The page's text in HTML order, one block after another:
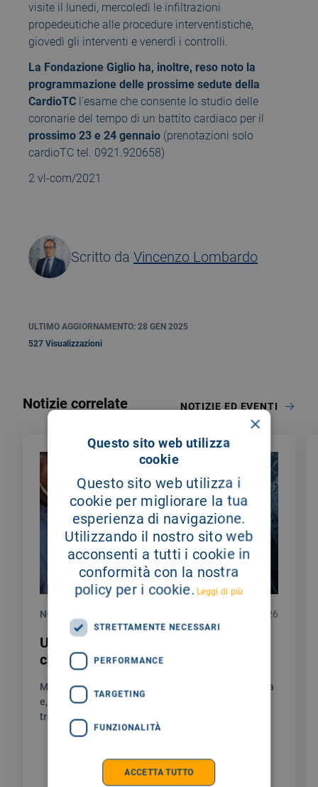
visite il lunedi, mercoledì le infiltrazioni
propedeutiche alle procedure interventistiche,
giovedì gli interventi e venerdì i controlli.
La Fondazione Giglio ha, inoltre, reso noto la
programmazione delle prossime sedute della
CardioTC l’esame che consente lo studio delle
coronarie del tempo di un battito cardiaco per il
prossimo 23 e 24 gennaio (prenotazioni solo
cardioTC tel. 0921.920658)
2 vl-com/2021
Scritto da Vincenzo Lombardo
ULTIMO AGGIORNAMENTO: 28 GEN 2025
527 Visualizzazioni
Notizie correlate NOTIZIE ED EVENTI
NOTIZIE 28/07/2026
Un testimoniaza di gratitudine per la
chirurgia endocrina del Giglio
Mi chiamo Sylwia sono stata colpita da una malattia
e, in questo percorso umanamente non facile, ho
trovato un’assistenza unica.
×
Questo sito web utilizza
cookie
Questo sito web utilizza i
cookie per migliorare la tua
esperienza di navigazione.
Utilizzando il nostro sito web
acconsenti a tutti i cookie in
conformità con la nostra
policy per i cookie. Leggi di più
STRETTAMENTE NECESSARI
PERFORMANCE
TARGETING
FUNZIONALITÀ
ACCETTA TUTTO